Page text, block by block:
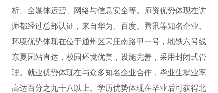
析、全媒体运营、网络与信息安全等。师资优势体现在讲
师都经过总部认证，来自华为、百度、腾讯等知名企业。
环境优势体现在位于通州区宋庄南路甲一号，地铁六号线
东夏园站直达，校园环境优美，设施完善，采用封闭式管
理。就业优势体现在与众多知名企业合作，毕业生就业率
高达百分之九十八以上。学历优势体现在毕业后可获得北